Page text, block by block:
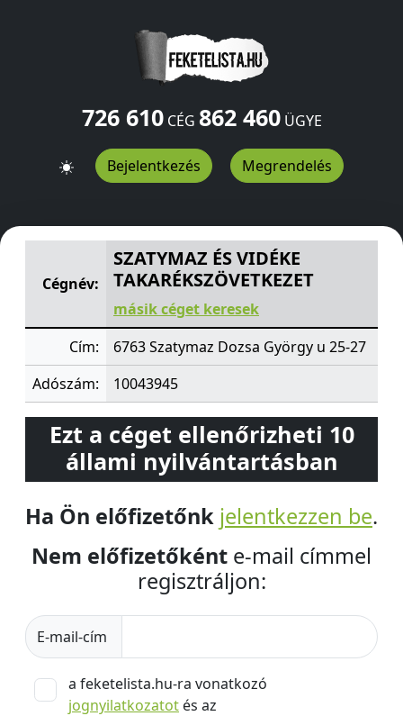
726 610CÉG 862 460ÜGYE
Bejelentkezés Megrendelés
SZATYMAZ ÉS VIDÉKE TAKARÉKSZÖVETKEZET
Dozsa
Cégnév:
SZATYMAZ ÉS VIDÉKE
TAKARÉKSZÖVETKEZET
másik céget keresek
Cím:
6763 Szatymaz Dozsa György u 25-27
Adószám:
10043945
Ezt a céget ellenőrizheti 10
állami nyilvántartásban
Ha Ön előfizetőnk jelentkezzen be.
Nem előfizetőként e-mail címmel
regisztráljon:
E-mail-cím
a feketelista.hu-ra vonatkozó
jognyilatkozatot és az